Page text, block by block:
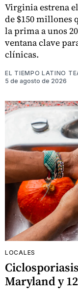
Virginia estrena
de $150 millones
la prima a unos
ventana clave
clínicas.
EL TIEMPO LATINO
5 de agosto de 2026
LOCALES
Maryland y